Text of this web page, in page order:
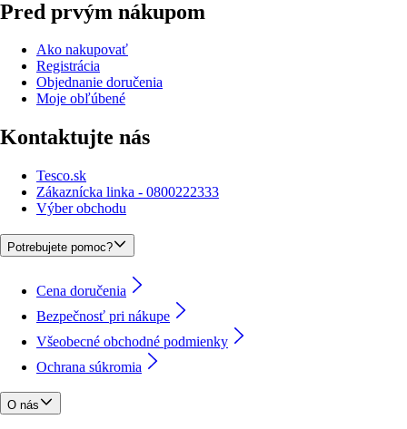
Pred prvým nákupom
Ako nakupovať
Registrácia
Objednanie doručenia
Moje obľúbené
Kontaktujte nás
Tesco.sk
Zákaznícka linka - 0800222333
Výber obchodu
Potrebujete pomoc?
Cena doručenia
Bezpečnosť pri nákupe
Všeobecné obchodné podmienky
Ochrana súkromia
O nás